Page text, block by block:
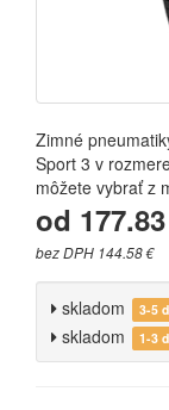
Zimné
Sport 3 v
môžete vybrať z
od
bez DPH 144.58 €
skladom 3-5
skladom
1-3